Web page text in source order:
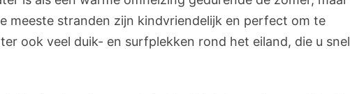
meeste stranden zijn kindvriendelijk en perfect om te
ook veel duik- en surfplekken rond het eiland, die u snel